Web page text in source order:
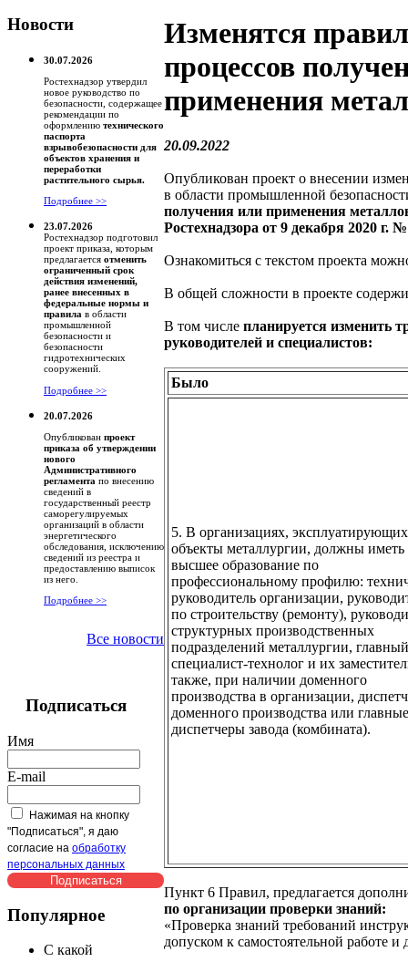
Новости
30.07.2026
Ростехнадзор утвердил
новое руководство по
безопасности, содержащее
рекомендации по
оформлению технического
паспорта
взрывобезопасности для
объектов хранения и
переработки
растительного сырья.
Подробнее >>
23.07.2026
Ростехнадзор подготовил
проект приказа, которым
предлагается отменить
ограниченный срок
действия изменений,
ранее внесенных в
федеральные нормы и
правила в области
промышленной
безопасности и
безопасности
гидротехнических
сооружений.
Подробнее >>
20.07.2026
Опубликован проект
приказа об утверждении
нового
Административного
регламента по внесению
сведений в
государственный реестр
саморегулируемых
организаций в области
энергетического
обследования, исключению
сведений из реестра и
предоставлению выписок
из него.
Подробнее >>
Все новости
Подписаться
Имя
E-mail
Нажимая на кнопку
"Подписаться", я даю
согласие на обработку
персональных данных
Популярное
С какой
Изменятся
процессов
применения
20.09.2022
Опубликован проект о внесении
в области промышленной
получения или применения
Ростехнадзора от 9 декабря 2020 г.
Ознакомиться с текстом проекта
В общей сложности в проекте
В том числе планируется изменить
руководителей и специалистов:
Было
5. В организациях, эксплуатирующих
объекты металлургии, должны иметь
высшее образование по
профессиональному профилю:
руководитель организации,
по строительству (ремонту),
структурных производственных
подразделений металлургии, главный
специалист-технолог и их
также, при наличии доменного
производства в организации,
доменного производства или главные
диспетчеры завода (комбината).
Пункт 6 Правил, предлагается
по организации проверки знаний:
«Проверка знаний требований
допуском к самостоятельной работе и